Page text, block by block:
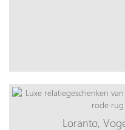
Loranto,